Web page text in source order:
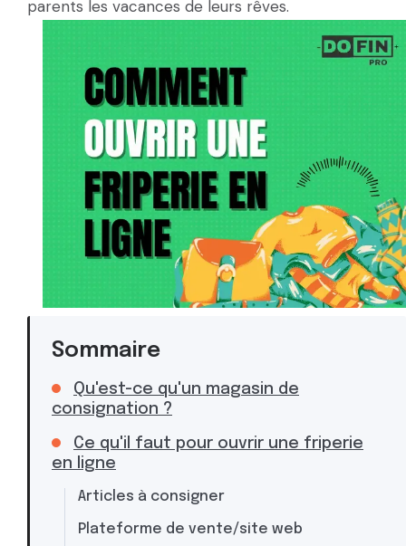
parents les vacances de leurs rêves.
Sommaire
Qu'est-ce qu'un magasin de
consignation ?
Ce qu'il faut pour ouvrir une friperie
en ligne
Articles à consigner
Plateforme de vente/site web